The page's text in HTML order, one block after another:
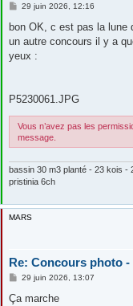
M
s
a
g
29 juin 2026, 12:16
bon OK, c est pas la lune
un autre concours il y a
yeux :
P5230061.JPG
Vous n’avez pas les
message.
bassin 30 m3 planté - 23 kois -
pristinia 6ch
MARS
Re: Concours photo
M
s
29 juin 2026, 13:07
Ça marche